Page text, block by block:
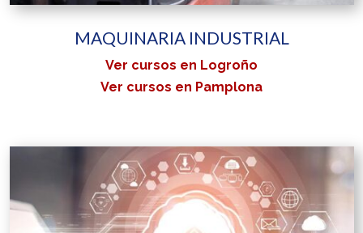
MAQUINARIA INDUSTRIAL
Ver cursos en Logroño
Ver cursos en Pamplona